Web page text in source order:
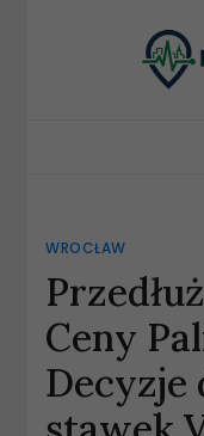
WROCŁAW
Ceny
Decyzje